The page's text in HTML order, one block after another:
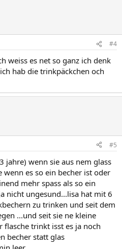
#4
weiss es net so ganz ich denk
hab die trinkpäckchen och
#5
jahre) wenn sie aus nem glass
es so ein becher ist oder
mehr spass als so ein
nicht ungesund...lisa hat mit 6
zu trinken und seit dem
...und seit sie ne kleine
flasche trinkt isst es ja noch
becher statt glas